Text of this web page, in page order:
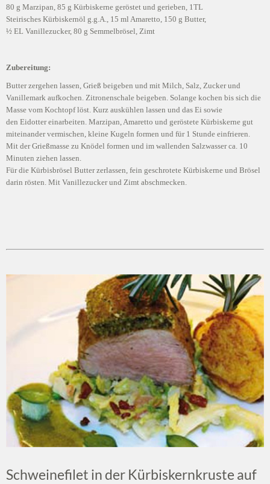
80 g Marzipan, 85 g Kürbiskerne geröstet und gerieben, 1TL
Steirisches Kürbiskernöl g.g.A., 15 ml Amaretto, 150 g Butter,
½ EL Vanillezucker, 80 g Semmelbrösel, Zimt
Zubereitung:
Butter zergehen lassen, Grieß beigeben und mit Milch, Salz, Zucker und
Vanillemark aufkochen. Zitronenschale beigeben. Solange kochen bis sich die
Masse vom Kochtopf löst. Kurz auskühlen lassen und das Ei sowie
den Eidotter einarbeiten. Marzipan, Amaretto und geröstete Kürbiskerne gut
miteinander vermischen, kleine Kugeln formen und für 1 Stunde einfrieren.
Mit der Grießmasse zu Knödel formen und im wallenden Salzwasser ca. 10
Minuten ziehen lassen.
Für die Kürbisbrösel Butter zerlassen, fein geschrotete Kürbiskerne und Brösel
darin rösten. Mit Vanillezucker und Zimt abschmecken.
Schweinefilet in der Kürbiskernkruste auf